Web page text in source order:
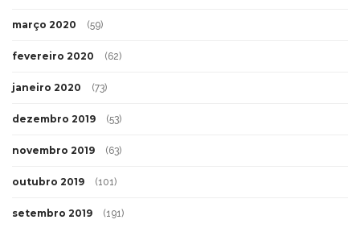
março 2020 (59)
fevereiro 2020 (62)
janeiro 2020 (73)
dezembro 2019 (53)
novembro 2019 (63)
outubro 2019 (101)
setembro 2019 (191)